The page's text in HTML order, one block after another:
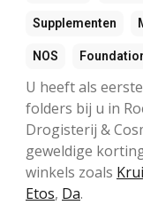
Supplementen
NOS
U heeft als
folders bij u in
Drogisterij &
geweldige
winkels zoals
Etos, Da.